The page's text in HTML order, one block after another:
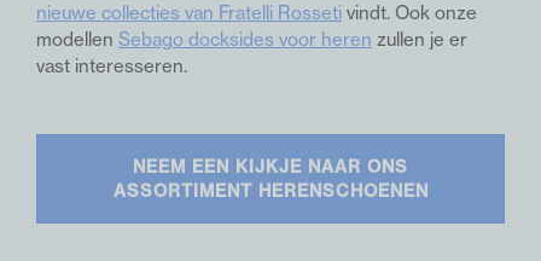
nieuwe collecties van Fratelli Rosseti vindt. Ook onze
modellen Sebago docksides voor heren zullen je er
vast interesseren.
NEEM EEN KIJKJE NAAR ONS
ASSORTIMENT HERENSCHOENEN